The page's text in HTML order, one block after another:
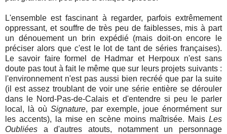
L'ensemble est fascinant à regarder, parfois extrêmement
oppressant, et souffre de très peu de faiblesses, mis à part
un dénouement un brin expédié (mais doit-on encore le
préciser alors que c'est le lot de tant de séries françaises).
Le savoir faire formel de Hadmar et Herpoux n'est sans
doute pas tout à fait le même que sur leurs projets suivants :
l'environnement n'est pas aussi bien recréé que par la suite
(il est assez troublant de voir une série entière se dérouler
dans le Nord-Pas-de-Calais et d'entendre si peu le parler
local, là où Signature, par exemple, joue énormément sur
les accents), la mise en scène moins maîtrisée. Mais Les
Oubliées a d'autres atouts, notamment un personnage